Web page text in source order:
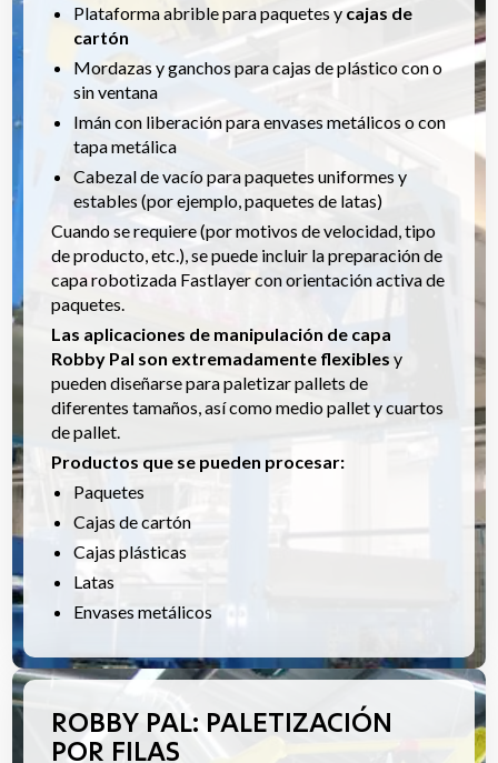
Plataforma abrible para paquetes y cajas de
cartón
Mordazas y ganchos para cajas de plástico con o
sin ventana
Imán con liberación para envases metálicos o con
tapa metálica
Cabezal de vacío para paquetes uniformes y
estables (por ejemplo, paquetes de latas)
Cuando se requiere (por motivos de velocidad, tipo
de producto, etc.), se puede incluir la preparación de
capa robotizada Fastlayer con orientación activa de
paquetes.
Las aplicaciones de manipulación de capa
Robby Pal son extremadamente flexibles y
pueden diseñarse para paletizar pallets de
diferentes tamaños, así como medio pallet y cuartos
de pallet.
Productos que se pueden procesar:
Paquetes
Cajas de cartón
Cajas plásticas
Latas
Envases metálicos
ROBBY PAL: PALETIZACIÓN
POR FILAS